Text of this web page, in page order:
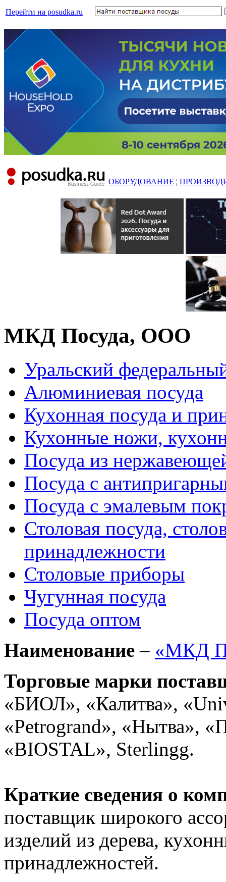
Перейти на posudka.ru
ОБОРУДОВАНИЕ ¦
МКД Посуда, ООО
Уральский
Алюминиевая посуда
Кухонная посуда и
Кухонные ножи,
Посуда из
Посуда с
Посуда с эмалевым
Столовая посуда,
принадлежности
Столовые приборы
Чугунная посуда
Посуда оптом
Наименование – «МКД
Торговые марки
«БИОЛ», «Калитва»,
«Petrogrand», «Нытва»,
«BIOSTAL», Sterlingg.
Краткие сведения о
поставщик широкого
изделий из дерева,
принадлежностей.